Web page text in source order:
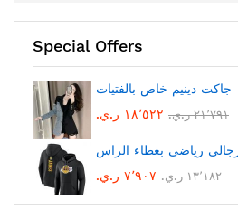
Special Offers
جاكت دينيم خاص بالفتيات
١٨٬٥٢٢ ر.ي.‏
٢١٬٧٩١ ر.ي.‏
رياضي بغطاء الراس
٧٬٩٠٧ ر.ي.‏
١٣٬١٨٢ ر.ي.‏